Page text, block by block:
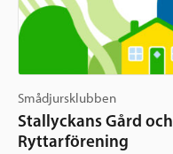
Smådjursklubben
Stallyckans Gård och
Ryttarförening